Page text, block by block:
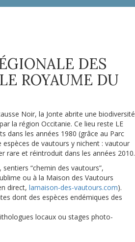
DES
ROYAUME DU
Noir, la Jonte abrite une biodiversité
la région Occitanie. Ce lieu reste LE
dans les années 1980 (grâce au Parc
espèces de vautours y nichent : vautour
rare et réintroduit dans les années 2010.
sentiers “chemin des vautours”,
ou à la Maison des Vautours
direct, lamaison-des-vautours.com).
dont des espèces endémiques des
locaux ou stages photo-